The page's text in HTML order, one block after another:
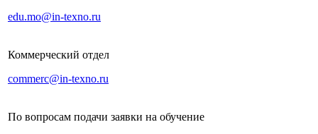
edu.mo@in-texno.ru
Коммерческий отдел
commerc@in-texno.ru
По вопросам подачи заявки на обучение